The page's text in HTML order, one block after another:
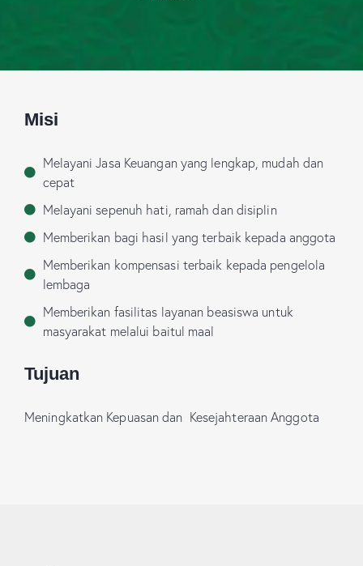
Misi
Melayani Jasa Keuangan yang lengkap, mudah dan
cepat
Melayani sepenuh hati, ramah dan disiplin
Memberikan bagi hasil yang terbaik kepada anggota
Memberikan kompensasi terbaik kepada pengelola
lembaga
Memberikan fasilitas layanan beasiswa untuk
masyarakat melalui baitul maal
Tujuan
Meningkatkan Kepuasan dan Kesejahteraan Anggota